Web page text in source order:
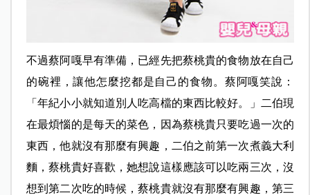
不過蔡阿嘎早有準備，已經先把蔡桃貴的食物放在自己
的碗裡，讓他怎麼挖都是自己 的食物。蔡阿嘎笑說：
「年紀小小就知道別人吃高檔的東西比較好。」二伯現
在最煩惱的是每天的菜色，因為蔡桃貴只要吃過一次的
東西，他就沒有那麼有興趣，二伯之前第一次煮義大利
麵，蔡桃貴好喜歡，她想說這樣應該可以吃兩三次，沒
想到第二次吃的時候，蔡桃貴就沒有那麼有興趣，第三